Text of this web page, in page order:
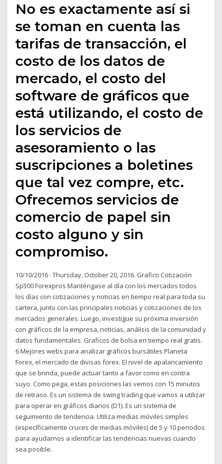
No es exactamente así si
se toman en cuenta las
tarifas de transacción, el
costo de los datos de
mercado, el costo del
software de gráficos que
está utilizando, el costo de
los servicios de
asesoramiento o las
suscripciones a boletines
que tal vez compre, etc.
Ofrecemos servicios de
comercio de papel sin
costo alguno y sin
compromiso.
10/10/2016 · Thursday, October 20, 2016. Grafico Cotización
Sp500 Forexpros Manténgase al día con los mercados todos
los días con cotizaciones y noticias en tiempo real para toda su
cartera, junto con las principales noticias y cotizaciones de los
mercados generales. Luego, investigue su próxima inversión
con gráficos de la empresa, noticias, análisis de la comunidad y
datos fundamentales. Graficos de bolsa en tiempo real gratis.
6 Mejores webs para analizar gráficos bursátiles Planeta
Forex, el mercado de divisas forex. El nivel de apalancamiento
que se brinda, puede actuar tanto a favor como en contra
suyo. Como pega, estas posiciones las vemos con 15 minutos
de retraso. Es un sistema de swing trading que vamos a utilizar
para operar en gráficos diarios (D1). Es un sistema de
seguimiento de tendencia. Utiliza medias móviles simples
(específicamente cruces de medias móviles) de 5 y 10 periodos
para ayudarnos a identificar las tendencias nuevas cuando
sea posible.